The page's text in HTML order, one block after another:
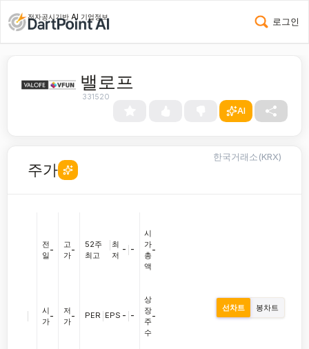
전자공시기반 AI 기업정보 로그인
밸로프
331520
AI
주가
한국거래소(KRX)
전
일
-
시
가
-
고
가
-
저
가
-
52주
최고
최
저
- -
PER EPS - -
시
가
총
액
-
상
장
주
수
-
선차트 봉차트